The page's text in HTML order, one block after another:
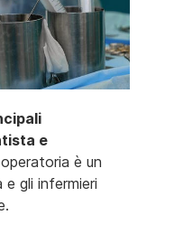
e
è un
gli infermieri